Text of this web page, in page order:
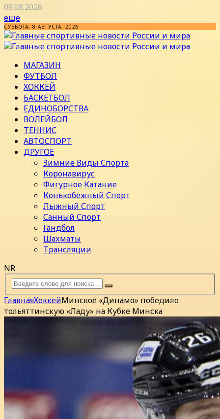
08.08.2026
еще
СУББОТА, 8 АВГУСТА, 2026
МАГАЗИН
ФУТБОЛ
ХОККЕЙ
БАСКЕТБОЛ
ЕДИНОБОРСТВА
ВОЛЕЙБОЛ
ТЕННИС
АВТОСПОРТ
ДРУГОЕ
Зимние Виды Спорта
Коронавирус
Фигурное Катание
Конькобежный Спорт
Лыжный Спорт
Санный Спорт
Гандбол
Шахматы
Трансляции
NR
ГлавнаяХоккейМинское «Динамо» победило
тольяттинскую «Ладу» на Кубке Минска